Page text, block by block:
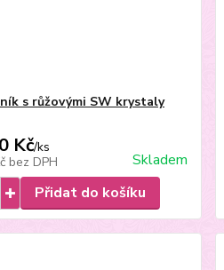
s růžovými SW krystaly
Kč/ks
bez DPH
Skladem
Přidat do košíku